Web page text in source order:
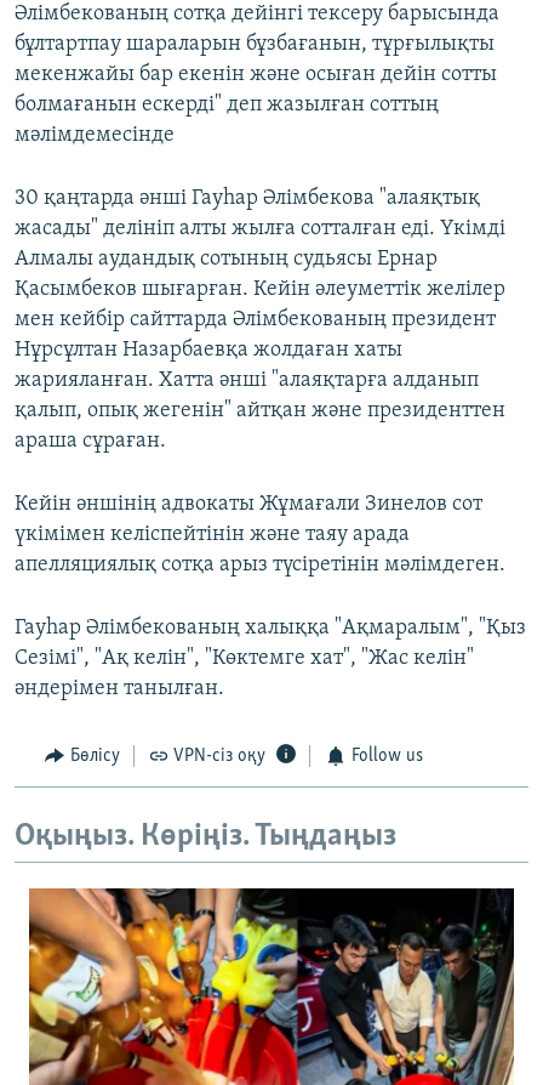
Әлімбекованың сотқа дейінгі тексеру барысында
бұлтартпау шараларын бұзбағанын, тұрғылықты
мекенжайы бар екенін және осыған дейін сотты
болмағанын ескерді" деп жазылған соттың
мәлімдемесінде
30 қаңтарда әнші Гауһар Әлімбекова "алаяқтық
жасады" делініп алты жылға сотталған еді. Үкімді
Алмалы аудандық сотының судьясы Ернар
Қасымбеков шығарған. Кейін әлеуметтік желілер
мен кейбір сайттарда Әлімбекованың президент
Нұрсұлтан Назарбаевқа жолдаған хаты
жарияланған. Хатта әнші "алаяқтарға алданып
қалып, опық жегенін" айтқан және президенттен
араша сұраған.
Кейін әншінің адвокаты Жұмағали Зинелов сот
үкімімен келіспейтінін және таяу арада
апелляциялық сотқа арыз түсіретінін мәлімдеген.
Гауһар Әлімбекованың халыққа "Ақмаралым", "Қыз
Сезімі", "Ақ келін", "Көктемге хат", "Жас келін"
әндерімен танылған.
Бөлісу VPN-сіз оқу Follow us
Оқыңыз. Көріңіз. Тыңдаңыз